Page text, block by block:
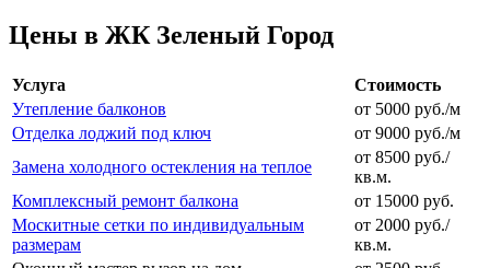
Цены в ЖК Зеленый Город
Услуга
Стоимость
Утепление балконов
от 5000 руб./м
Отделка лоджий под ключ
от 9000 руб./м
Замена холодного остекления на теплое
от 8500 руб./
кв.м.
Комплексный ремонт балкона
от 15000 руб.
Москитные сетки по индивидуальным
размерам
от 2000 руб./
кв.м.